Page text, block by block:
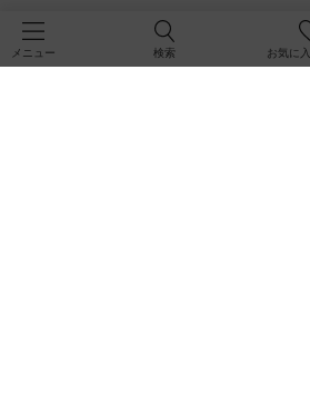
メニュー 検索 お気に